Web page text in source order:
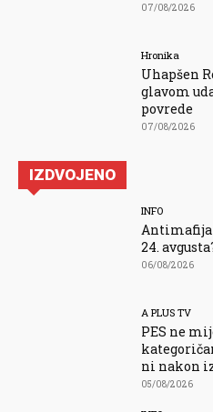
07/08/2026
Hronika
Uhapšen
glavom
povrede
07/08/2026
IZDVOJENO
INFO
Antimafija
24.
06/08/2026
A PLUS TV
PES ne
ni nakon
05/08/2026